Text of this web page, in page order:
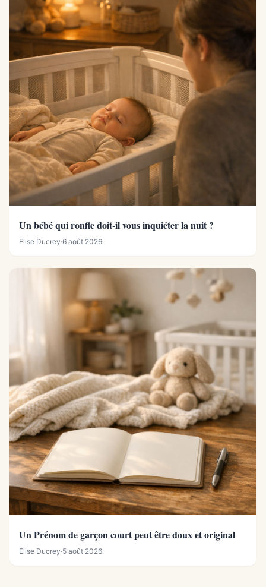
Un bébé qui ronfle doit-il vous inquiéter la nuit ?
Elise Ducrey·6 août 2026
Un Prénom de garçon court peut être doux et original
Elise Ducrey·5 août 2026